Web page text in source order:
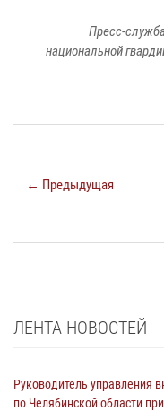
Пресс-
национальной
← Предыдущая
ЛЕНТА НОВОСТЕЙ
Руководитель управления
по Челябинской области